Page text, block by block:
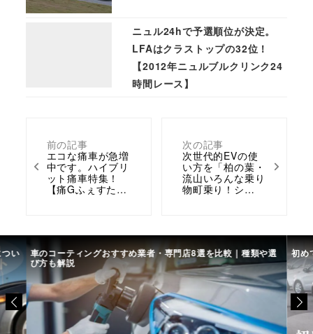
前の記事
エコな痛車が急増
中です。ハイブリ
ット痛車特集！
【痛Gふぇすた…
次の記事
次世代的EVの使
い方を「柏の葉・
流山いろんな乗り
物町乗り！シ…
ニュル24hで予選順位が決定。
LFAはクラストップの32位！
【2012年ニュルブルクリンク24
時間レース】
い 車のコーティングおすすめ業者・専門店8選を比較｜種類や選
び方も解説
初め